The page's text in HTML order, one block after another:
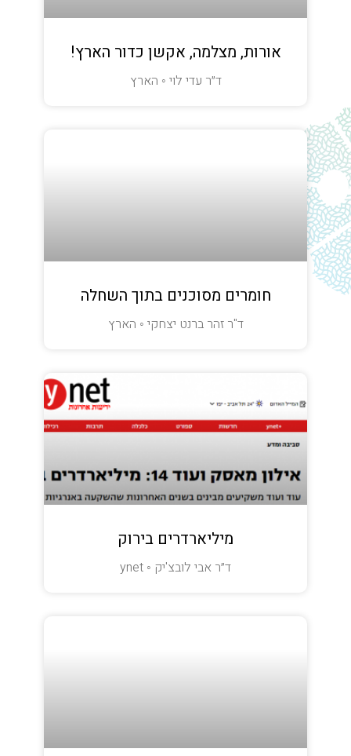
אורות, מצלמה, אקשן כדור הארץ!
ד״ר עדי לוי ◦ הארץ
חומרים מסוכנים בתוך השחלה
ד"ר זהר ברנט יצחקי ◦ הארץ
מיליארדרים בירוק
ד״ר אבי לובצ'יק ◦ ynet